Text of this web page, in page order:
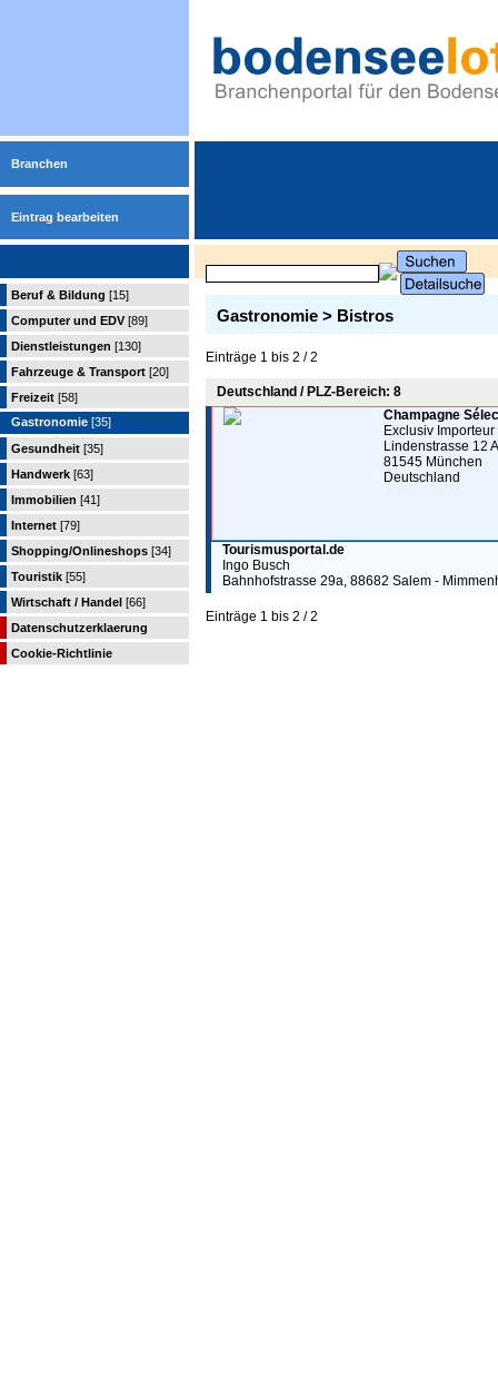
Branchen
Eintrag bearbeiten
Beruf & Bildung [15]
Computer und EDV [89]
Dienstleistungen [130]
Fahrzeuge & Transport [20]
Freizeit [58]
Gastronomie [35]
Gesundheit [35]
Handwerk [63]
Immobilien [41]
Internet [79]
Shopping/Onlineshops [34]
Touristik [55]
Wirtschaft / Handel [66]
Datenschutzerklaerung
Cookie-Richtlinie
Gastronomie > Bistros
Einträge 1 bis 2 / 2
Deutschland / PLZ-Bereich: 8
Champagne
Exclusiv Importeur
Lindenstrasse 12 A
81545 München
Deutschland
Tourismusportal.de
Ingo Busch
Bahnhofstrasse 29a, 88682 Salem -
Einträge 1 bis 2 / 2